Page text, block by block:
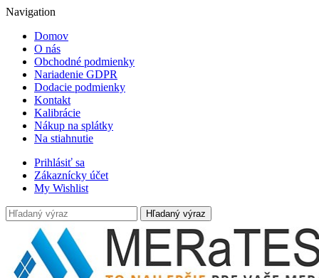
Navigation
Domov
O nás
Obchodné podmienky
Nariadenie GDPR
Dodacie podmienky
Kontakt
Kalibrácie
Nákup na splátky
Na stiahnutie
Prihlásiť sa
Zákaznícky účet
My Wishlist
Hľadaný výraz